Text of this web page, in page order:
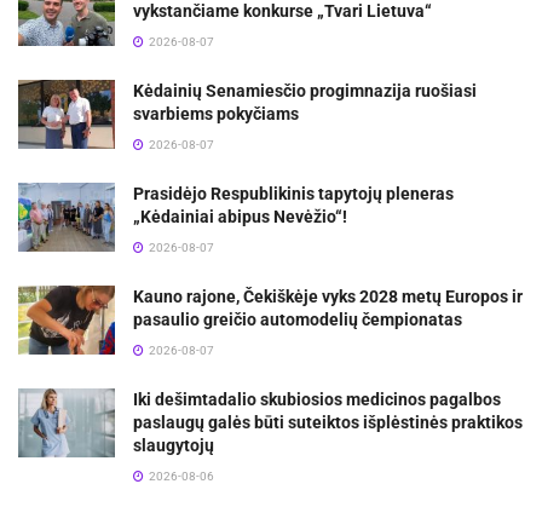
vykstančiame konkurse „Tvari Lietuva“
2026-08-07
Kėdainių Senamiesčio progimnazija ruošiasi
svarbiems pokyčiams
2026-08-07
Prasidėjo Respublikinis tapytojų pleneras
„Kėdainiai abipus Nevėžio“!
2026-08-07
Kauno rajone, Čekiškėje vyks 2028 metų Europos ir
pasaulio greičio automodelių čempionatas
2026-08-07
Iki dešimtadalio skubiosios medicinos pagalbos
paslaugų galės būti suteiktos išplėstinės praktikos
slaugytojų
2026-08-06